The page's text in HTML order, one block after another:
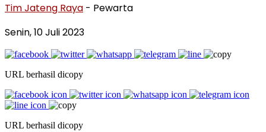
Tim Jateng Raya - Pewarta
Senin, 10 Juli 2023
URL berhasil dicopy
URL berhasil dicopy